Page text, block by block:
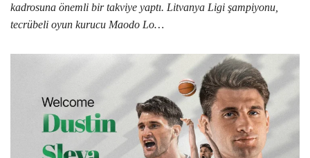
kadrosuna önemli bir takviye yaptı. Litvanya Ligi şampiyonu,
tecrübeli oyun kurucu Maodo Lo…